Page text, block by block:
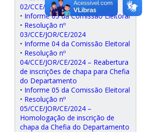
02/CCE/JOR/CE/2024
• Informe 03 da Comissão Eleitoral
• Resolução nº
03/CCE/JOR/CE/2024
• Informe 04 da Comissão Eleitoral
• Resolução nº
04/CCE/JOR/CE/2024 – Reabertura
de inscrições de chapa para Chefia
do Departamento
• Informe 05 da Comissão Eleitoral
• Resolução nº
05/CCE/JOR/CE/2024 –
Homologação de inscrição de
chapa da Chefia do Departamento